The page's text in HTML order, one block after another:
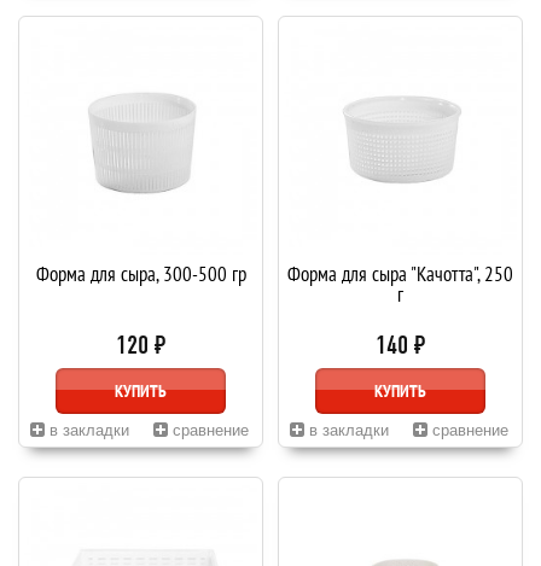
Форма для сыра, 300-500 гр
120 ₽
КУПИТЬ
в закладки сравнение
Форма для сыра "Качотта", 250
г
140 ₽
КУПИТЬ
в закладки сравнение